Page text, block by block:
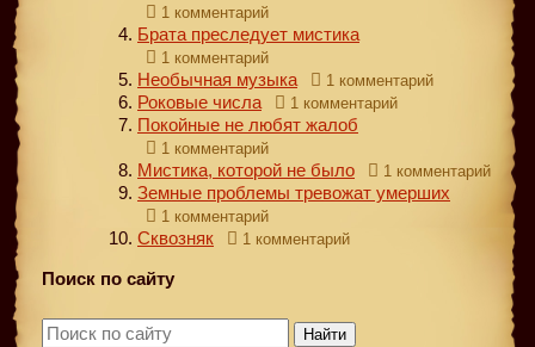
1 комментарий
Брата преследует мистика
1 комментарий
Необычная музыка 1 комментарий
Роковые числа 1 комментарий
Покойные не любят жалоб
1 комментарий
Мистика, которой не было 1 комментарий
Земные проблемы тревожат умерших
1 комментарий
Сквозняк 1 комментарий
Поиск по сайту
Найти